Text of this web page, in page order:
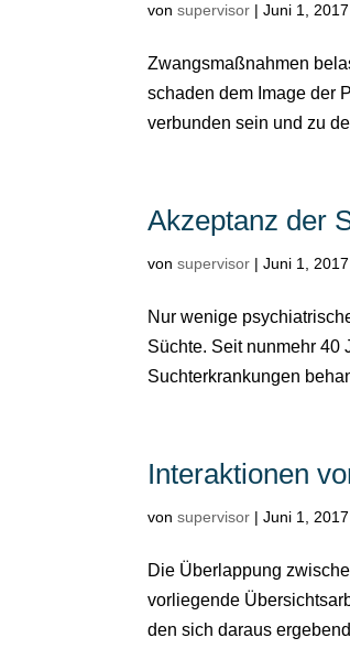
vonsupervisor |Juni 1, 2017
Zwangsmaßnahmen
schaden dem Image der
verbunden sein und zu
Akzeptanz der
vonsupervisor |Juni 1, 2017
Nur wenige
Süchte. Seit nunmehr 40
Suchterkrankungen
Interaktionen
vonsupervisor |Juni 1, 2017
Die Überlappung
vorliegende
den sich daraus